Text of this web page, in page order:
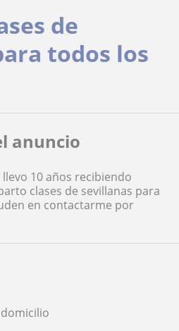
de
todos los
anuncio
10 años recibiendo
clases de sevillanas para
en contactarme por